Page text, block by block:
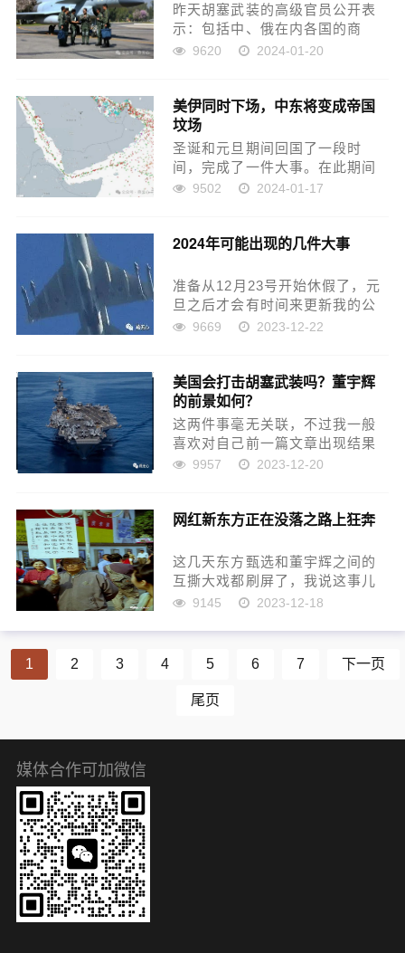
而...
昨天胡塞武装的高级官员公开表
示：包括中、俄在内各国的商
船，在红海航行时将不会受到任
会攻击美国、英国和以色列的船
只。胡塞武装不仅这么说了，
而...
9620 2024-01-20
美伊同时下场，中东将变成帝国
坟场
圣诞和元旦期间回国了一段时
间，完成了一件大事。在此期间
世界局势风起云涌，值得聊聊的
以色列对外声称已经战胜了加沙
实，...
9502 2024-01-17
2024年可能出现的几件大事
准备从12月23号开始休假了，元
旦之后才会有时间来更新我的公
众号。我这个公众号从今年4月份
测对的事情就是中国股市没有出
现八年一次的大牛市，打破...
9669 2023-12-22
美国会打击胡塞武装吗？董宇辉
的前景如何？
这两件事毫无关联，不过我一般
喜欢对自己前一篇文章出现结果
之后做一个总结。网红新东方正
被彻底边缘化。原因很简单，他
股...
9957 2023-12-20
网红新东方正在没落之路上狂奔
这几天东方甄选和董宇辉之间的
互撕大戏都刷屏了，我说这事儿
真的比美国想跟胡塞武装开战更
中国人来说，东方甄选和董宇辉
之间的互撕大戏如果厘清了，会
有...
9145 2023-12-18
1 2 3 4 5 6 7 下一页
尾页
媒体合作可加微信